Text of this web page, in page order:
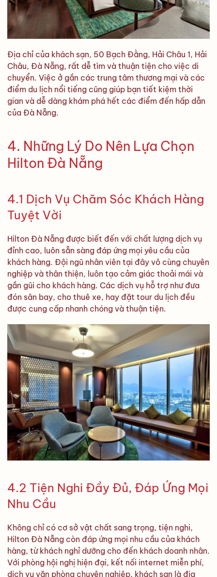
Địa chỉ của khách sạn, 50 Bạch Đằng, Hải Châu 1, Hải
Châu, Đà Nẵng, rất dễ tìm và thuận tiện cho việc di
chuyển. Việc ở gần các trung tâm thương mại và các
điểm du lịch nổi tiếng cũng giúp bạn tiết kiệm thời
gian và dễ dàng khám phá hết các điểm đến hấp dẫn
của Đà Nẵng.
4. Những Lý Do Nên Lựa Chọn
Hilton Đà Nẵng
4.1 Dịch Vụ Chăm Sóc Khách Hàng
Tuyệt Vời
Hilton Đà Nẵng được biết đến với chất lượng dịch vụ
đỉnh cao, luôn sẵn sàng đáp ứng mọi yêu cầu của
khách hàng. Đội ngũ nhân viên tại đây vô cùng chuyên
nghiệp và thân thiện, luôn tạo cảm giác thoải mái và
gần gũi cho khách hàng. Các dịch vụ hỗ trợ như đưa
đón sân bay, cho thuê xe, hay đặt tour du lịch đều
được cung cấp nhanh chóng và thuận tiện.
4.2 Tiện Nghi Đầy Đủ, Đáp Ứng Mọi
Nhu Cầu
Không chỉ có cơ sở vật chất sang trọng, tiện nghi,
Hilton Đà Nẵng còn đáp ứng mọi nhu cầu của khách
hàng, từ khách nghỉ dưỡng cho đến khách doanh nhân.
Với phòng hội nghị hiện đại, kết nối internet miễn phí,
dịch vụ văn phòng chuyên nghiệp, khách sạn là địa